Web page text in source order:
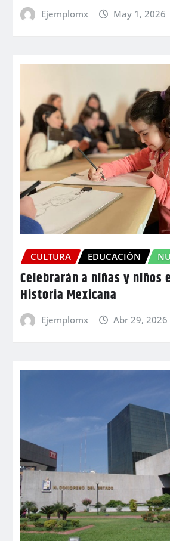
Ejemplomx May 1, 2026
CULTURA EDUCACIÓN
Celebrarán a niñas y niños
Historia Mexicana
Ejemplomx Abr 29, 2026